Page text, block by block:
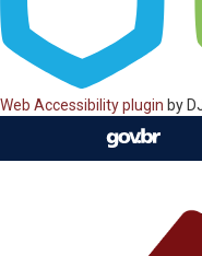
Web Accessibility plugin by